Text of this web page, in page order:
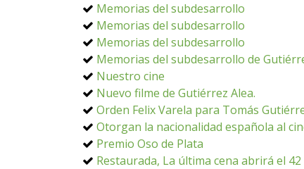
Memorias del subdesarrollo
Memorias del subdesarrollo
Memorias del subdesarrollo
Memorias del subdesarrollo de
Nuestro cine
Nuevo filme de Gutiérrez Alea.
Orden Felix Varela para Tomás
Otorgan la nacionalidad española al
Premio Oso de Plata
Restaurada, La última cena abrirá el 42